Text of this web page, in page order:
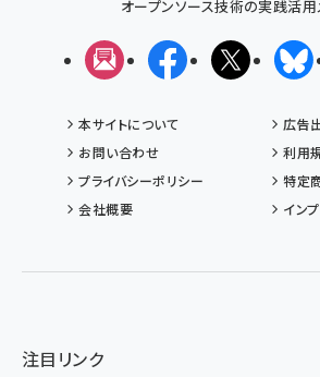
オープンソース技術の実践活用
メルマガFacebookX(エック
本サイトについて
広告
お問い合わせ
利用
プライバシーポリシー
特定
会社概要
イン
注目リンク